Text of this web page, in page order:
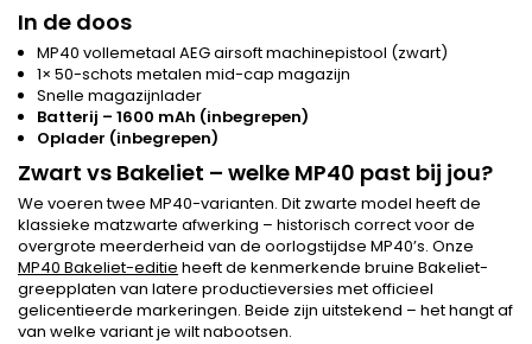
In de doos
MP40 vollemetaal AEG airsoft machinepistool (zwart)
1× 50-schots metalen mid-cap magazijn
Snelle magazijnlader
Batterij – 1600 mAh (inbegrepen)
Oplader (inbegrepen)
Zwart vs Bakeliet – welke MP40 past bij jou?
We voeren twee MP40-varianten. Dit zwarte model heeft de
klassieke matzwarte afwerking – historisch correct voor de
overgrote meerderheid van de oorlogstijdse MP40’s. Onze
MP40 Bakeliet-editie heeft de kenmerkende bruine Bakeliet-
greepplaten van latere productieversies met officieel
gelicentieerde markeringen. Beide zijn uitstekend – het hangt af
van welke variant je wilt nabootsen.